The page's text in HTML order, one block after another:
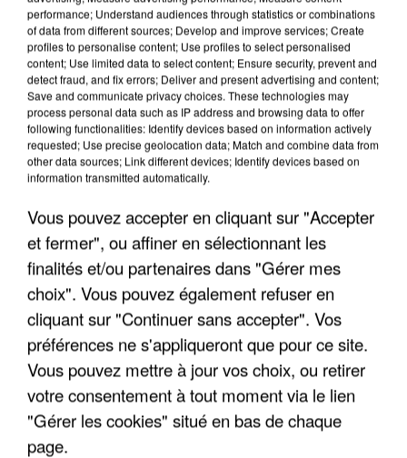
LES INTERVIEWS CHANTE
FRANCE
Voir plus
"JE SUIS À DISPOSITION DES
ENFOIRÉS"
"ON A TOUS LE TRAC"
"ON N'EST PAS DES PARENTS
PARFAITS"
performance; Understand audiences through statistics or combinations
of data from different sources; Develop and improve services; Create
profiles to personalise content; Use profiles to select personalised
content; Use limited data to select content; Ensure security, prevent and
detect fraud, and fix errors; Deliver and present advertising and content;
Save and communicate privacy choices. These technologies may
process personal data such as IP address and browsing data to offer
following functionalities: Identify devices based on information actively
requested; Use precise geolocation data; Match and combine data from
other data sources; Link different devices; Identify devices based on
information transmitted automatically.
Vous pouvez accepter en cliquant sur "Accepter
et fermer", ou affiner en sélectionnant les
finalités et/ou partenaires dans "Gérer mes
choix". Vous pouvez également refuser en
cliquant sur "Continuer sans accepter". Vos
préférences ne s'appliqueront que pour ce site.
Vous pouvez mettre à jour vos choix, ou retirer
votre consentement à tout moment via le lien
"Gérer les cookies" situé en bas de chaque
page.